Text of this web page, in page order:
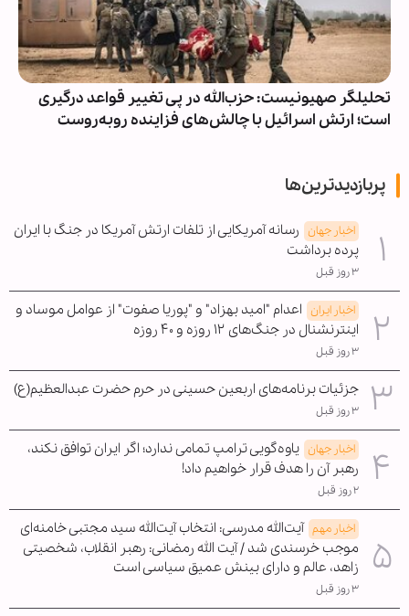
تحلیلگر صهیونیست: حزب‌الله در پی تغییر قواعد درگیری
است؛ ارتش اسرائیل با چالش‌های فزاینده روبه‌روست
پربازدیدترین‌ها
اخبار جهان رسانه آمریکایی از تلفات ارتش آمریکا در جنگ با ایران
پرده برداشت
۳ روز قبل
اخبار ایران اعدام "امید بهزاد" و "پوریا صفوت" از عوامل موساد و
اینترنشنال در جنگ‌های ۱۲ روزه و ۴۰ روزه
۳ روز قبل
جزئیات برنامه‌های اربعین حسینی در حرم حضرت عبدالعظیم(ع)
۳ روز قبل
اخبار جهان یاوه‌گویی ترامپ تمامی ندارد؛ اگر ایران توافق نکند،
رهبر آن را هدف قرار خواهیم داد!
۲ روز قبل
اخبار مهم آیت‌الله مدرسی: انتخاب آیت‌الله سید مجتبی خامنه‌ای
موجب خرسندی شد / آیت الله رمضانی: رهبر انقلاب، شخصیتی
زاهد، عالم و دارای بینش عمیق سیاسی است
۳ روز قبل